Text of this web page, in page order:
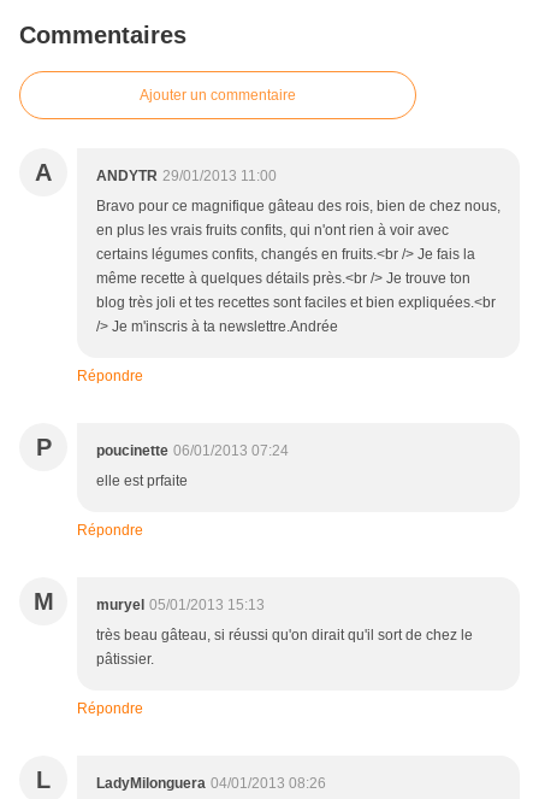
Commentaires
Ajouter un commentaire
A ANDYTR 29/01/2013 11:00
Bravo pour ce magnifique gâteau des rois, bien de chez nous,
en plus les vrais fruits confits, qui n'ont rien à voir avec
certains légumes confits, changés en fruits.<br /> Je fais la
même recette à quelques détails près.<br /> Je trouve ton
blog très joli et tes recettes sont faciles et bien expliquées.<br
/> Je m'inscris à ta newslettre.Andrée
Répondre
P poucinette 06/01/2013 07:24
elle est prfaite
Répondre
M muryel 05/01/2013 15:13
très beau gâteau, si réussi qu'on dirait qu'il sort de chez le
pâtissier.
Répondre
L LadyMilonguera 04/01/2013 08:26